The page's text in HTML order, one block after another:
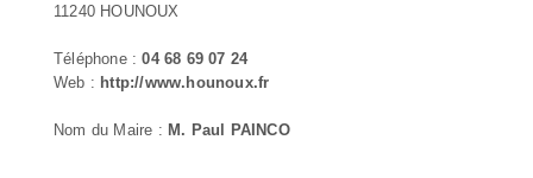
11240 HOUNOUX
Téléphone :04 68 69 07 24
Web : http://www.hounoux.fr
Nom du Maire : M. Paul PAINCO